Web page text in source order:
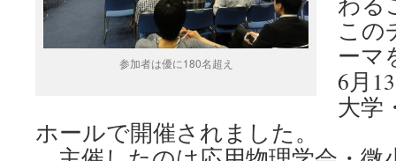
参加者は優に180名超え
この
ーマ
6月
大学
ホールで開催されました。